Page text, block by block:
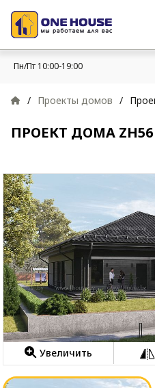
Пн/Пт 10:00-19:00
/ Проекты домов /
ПРОЕКТ ДОМА ZH56
Увеличить